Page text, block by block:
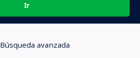
Ir
Búsqueda avanzada